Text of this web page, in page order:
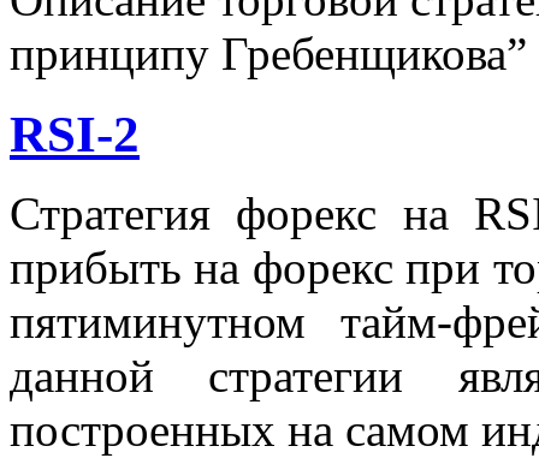
принципу Гребенщикова”
RSI-2
Стратегия форекс на
прибыть на форекс при
пятиминутном тайм-
данной стратегии
построенных на самом